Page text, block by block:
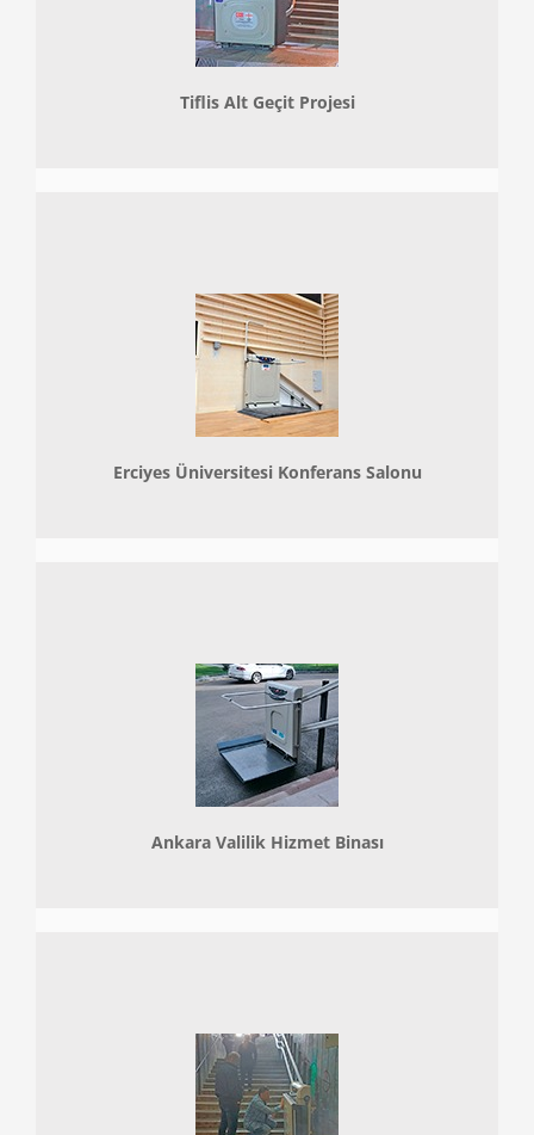
Tiflis Alt Geçit Projesi
Erciyes Üniversitesi Konferans Salonu
Ankara Valilik Hizmet Binası